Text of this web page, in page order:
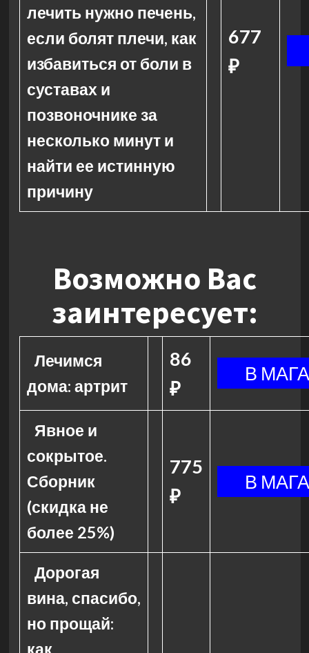
лечить нужно печень,
если болят плечи, как
избавиться от боли в
суставах и
позвоночнике за
несколько минут и
найти ее истинную
причину
677
₽
Возможно Вас
заинтересует:
Лечимся
дома: артрит
86
₽
Явное и
сокрытое.
Сборник
(скидка не
более 25%)
775
₽
Дорогая
вина, спасибо,
но прощай:
как